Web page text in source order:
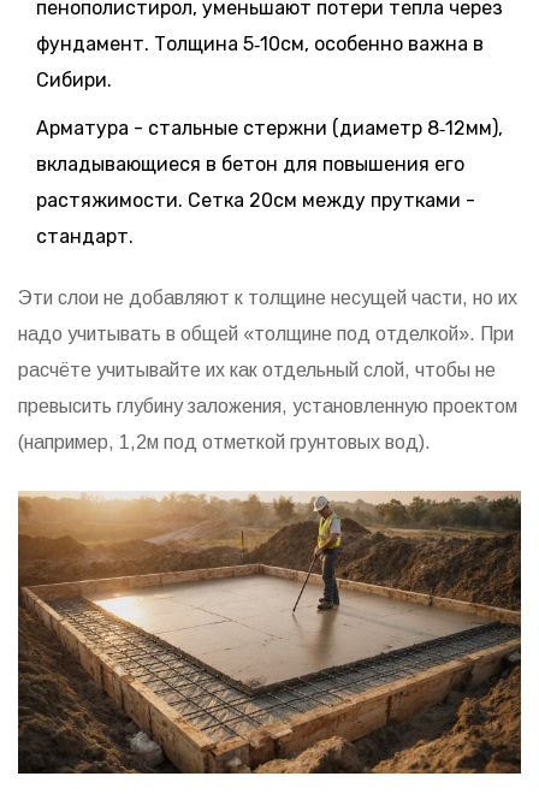
пенополистирол, уменьшают потери тепла через
фундамент. Толщина 5‑10см, особенно важна в
Сибири.
Арматура - стальные стержни (диаметр 8‑12мм),
вкладывающиеся в бетон для повышения его
растяжимости. Сетка 20см между прутками -
стандарт.
Эти слои не добавляют к толщине несущей части, но их
надо учитывать в общей «толщине под отделкой». При
расчёте учитывайте их как отдельный слой, чтобы не
превысить глубину заложения, установленную проектом
(например, 1,2м под отметкой грунтовых вод).